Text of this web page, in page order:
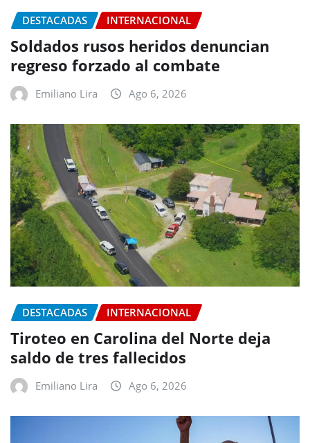
DESTACADAS INTERNACIONAL
Soldados rusos heridos denuncian
regreso forzado al combate
Emiliano Lira Ago 6, 2026
DESTACADAS INTERNACIONAL
Tiroteo en Carolina del Norte deja
saldo de tres fallecidos
Emiliano Lira Ago 6, 2026